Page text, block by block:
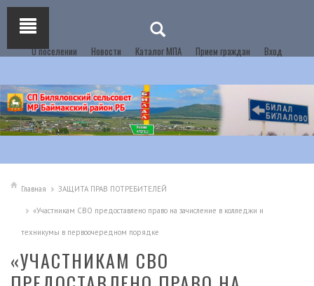
О поселении Новости Каталог МПА Прием граждан Вход
Главная ЗАЩИТА ПРАВ ПОТРЕБИТЕЛЕЙ
«Участникам СВО предоставлено право на зачисление в колледжи и
техникумы в первоочередном порядке
«УЧАСТНИКАМ СВО